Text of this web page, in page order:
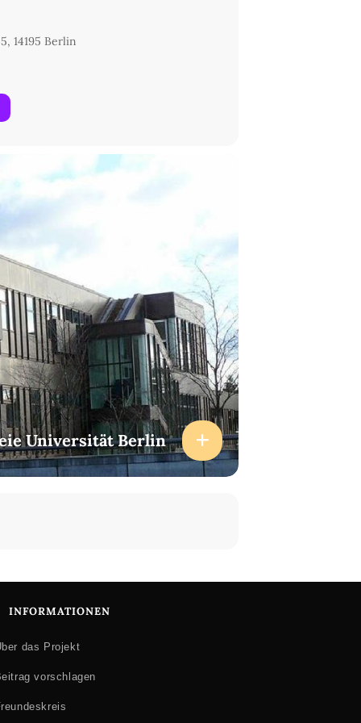
14195 Berlin
Universität Berlin
INFORMATIONEN
das Projekt
vorschlagen